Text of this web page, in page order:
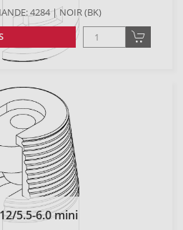
4284 | NOIR (BK)
5.5-6.0 mini